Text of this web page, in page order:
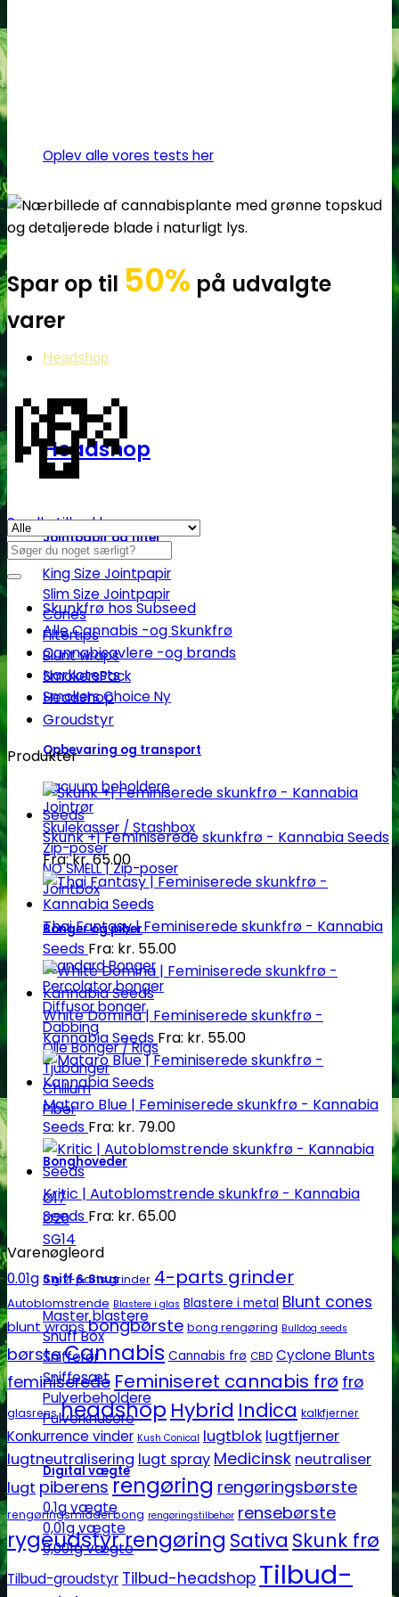
Oplev alle vores tests her
Headshop
Headshop
Jointpapir og filter
King Size Jointpapir
Slim Size Jointpapir
Cones
Filtertips
Blunt wraps
SmokersPack
Smokers Choice
Opbevaring og transport
Vacuum beholdere
Jointrør
Skulekasser / Stashbox
Zip-poser
NO SMELL | Zip-poser
Jointbox
Bonger og piber
Standard Bonger
Percolator bonger
Diffusor bonger
Dabbing
Olie Bonger / Rigs
Tjubanger
Chillum
Piber
Bonghoveder
Ø17
Ø20
SG14
Sniff & Snus
Master blastere
Snuff Box
Snifferør
Sniffesæt
Pulverbeholdere
Pulverknusere
Digital vægte
0,1g vægte
0,01g vægte
0,001g vægte
Spar op til 50% på udvalgte
varer
💸
Se alle tilbud her
Søg
efter:
Skunkfrø hos Subseed
Alle Cannabis -og Skunkfrø
Cannabisavlere -og brands
Narkotests
Headshop
Groudstyr
Produkter
Skunk +| Feminiserede skunkfrø - Kannabia Seeds
Fra:kr.65.00
Thai Fantasy | Feminiserede skunkfrø - Kannabia
Seeds Fra: kr. 55.00
White Domina | Feminiserede skunkfrø -
Kannabia Seeds Fra: kr. 55.00
Mataro Blue | Feminiserede skunkfrø - Kannabia
Seeds Fra: kr. 79.00
Kritic | Autoblomstrende skunkfrø - Kannabia
Seeds Fra: kr. 65.00
Varenøgleord
0.01g 0.1g 2-parts grinder 4-parts grinder
Autoblomstrende Blastere i glas Blastere i metal Blunt cones
blunt wrapsbongbørste bong rengøring Bulldog seeds
børsteCannabis Cannabis frø CBD Cyclone Blunts
feminiserede Feminiseret cannabis frø frø
glasrens headshop Hybrid Indica kalkfjerner
Konkurrence vinder Kush Conical lugtblok lugtfjerner
lugtneutralisering lugt spray Medicinsk neutraliser
lugt piberens rengøring rengøringsbørste
rengøringsmiddel bong rengøringstilbehør rensebørste
rygeudstyr rengøring Sativa Skunk frø
Tilbud-groudstyr Tilbud-headshop Tilbud-